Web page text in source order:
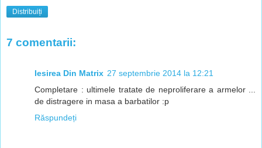
Distribuiți
7 comentarii:
Iesirea Din Matrix 27 septembrie 2014 la 12:21
Completare : ultimele tratate de neproliferare a armelor ...
de distragere in masa a barbatilor :p
Răspundeți